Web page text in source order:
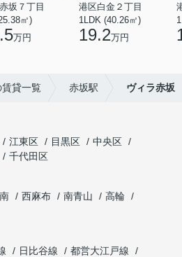
坂７丁目
㎡)
万円
港区白金２丁目
1LDK (40.26㎡)
19.2万円
貸一覧 赤坂駅 ヴィラ赤坂
江東区 目黒区
中央区
千代田区
西麻布 南青山
高輪
日比谷線
都営大江戸線